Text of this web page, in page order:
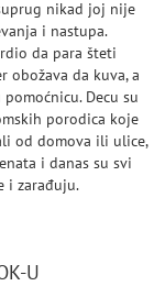
nikad joj nije
i nastupa.
da para šteti
obožava da kuva, a
Decu su
porodica koje
od domova ili ulice,
i danas su svi
i zarađuju.
U